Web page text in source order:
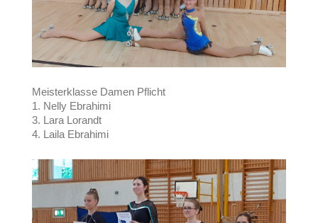
Meisterklasse Damen Pflicht
1. Nelly Ebrahimi
3. Lara Lorandt
4. Laila Ebrahimi